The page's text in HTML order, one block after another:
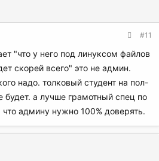
#11
"что у него под линуксом файлов
скорей всего" это не админ.
надо. толковый студент на пол-
будет. а лучше грамотный спец по
что админу нужно 100% доверять.